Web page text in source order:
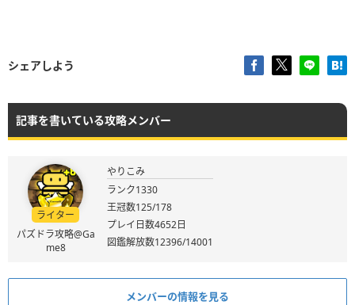
シェアしよう
記事を書いている攻略メンバー
ライター
パズドラ攻略@Ga
me8
やりこみ
ランク1330
王冠数125/178
プレイ日数4652日
図鑑解放数12396/14001
メンバーの情報を見る